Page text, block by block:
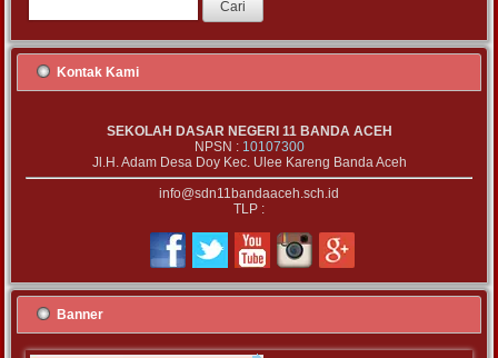
Kontak Kami
SEKOLAH DASAR NEGERI 11 BANDA ACEH
NPSN : 10107300
Jl.H. Adam Desa Doy Kec. Ulee Kareng Banda Aceh
info@sdn11bandaaceh.sch.id
TLP :
Banner